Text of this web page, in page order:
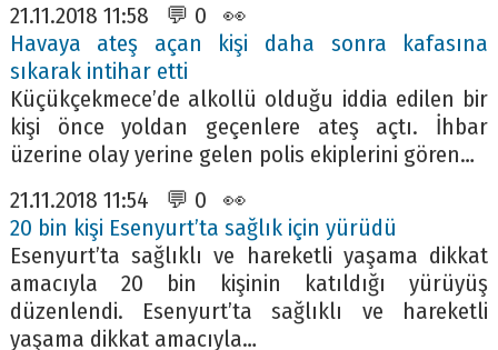
21.11.2018 11:58 💬 0 👀
Havaya ateş açan kişi daha sonra kafasına
sıkarak intihar etti
Küçükçekmece’de alkollü olduğu iddia edilen bir
kişi önce yoldan geçenlere ateş açtı. İhbar
üzerine olay yerine gelen polis ekiplerini gören…
21.11.2018 11:54 💬 0 👀
20 bin kişi Esenyurt’ta sağlık için yürüdü
Esenyurt’ta sağlıklı ve hareketli yaşama dikkat
amacıyla 20 bin kişinin katıldığı yürüyüş
düzenlendi. Esenyurt’ta sağlıklı ve hareketli
yaşama dikkat amacıyla…